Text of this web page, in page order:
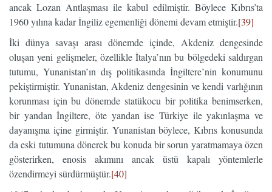
ancak Lozan Antlaşması ile kabul edilmiştir. Böylece Kıbrıs’ta
1960 yılına kadar İngiliz egemenliği dönemi devam etmiştir.[39]
İki dünya savaşı arası dönemde içinde, Akdeniz dengesinde
oluşan yeni gelişmeler, özellikle İtalya’nın bu bölgedeki saldırgan
tutumu, Yunanistan’ın dış politikasında İngiltere’nin konumunu
pekiştirmiştir. Yunanistan, Akdeniz dengesinin ve kendi varlığının
korunması için bu dönemde statükocu bir politika benimserken,
bir yandan İngiltere, öte yandan ise Türkiye ile yakınlaşma ve
dayanışma içine girmiştir. Yunanistan böylece, Kıbrıs konusunda
da eski tutumuna dönerek bu konuda bir sorun yaratmamaya özen
gösterirken, enosis akımını ancak üstü kapalı yöntemlerle
özendirmeyi sürdürmüştür.[40]